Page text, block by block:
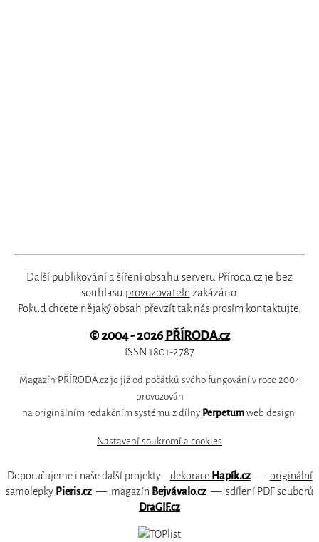
Další publikování a šíření obsahu serveru Příroda.cz je bez
souhlasu provozovatele zakázáno.
Pokud chcete nějaký obsah převzít tak nás prosím kontaktujte.
© 2004 - 2026PŘÍRODA.cz
ISSN 1801-2787
Magazín PŘÍRODA.cz je již od počátků svého fungování v roce 2004
provozován
na originálním redakčním systému z dílny Perpetum web design
Nastavení soukromí a cookies
Doporučujeme i naše další projekty: dekorace Hapík.cz— originální
samolepky Pieris.cz — magazín Bejvávalo.cz — sdílení PDF souborů
DraGIF.cz